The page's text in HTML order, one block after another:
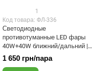
1
Код товара: ФЛ-336
Светодиодные
противотуманные LED фары
40W+40W ближний/дальний |
желтый/белый | ФЛ-336
1 650 грн/пара